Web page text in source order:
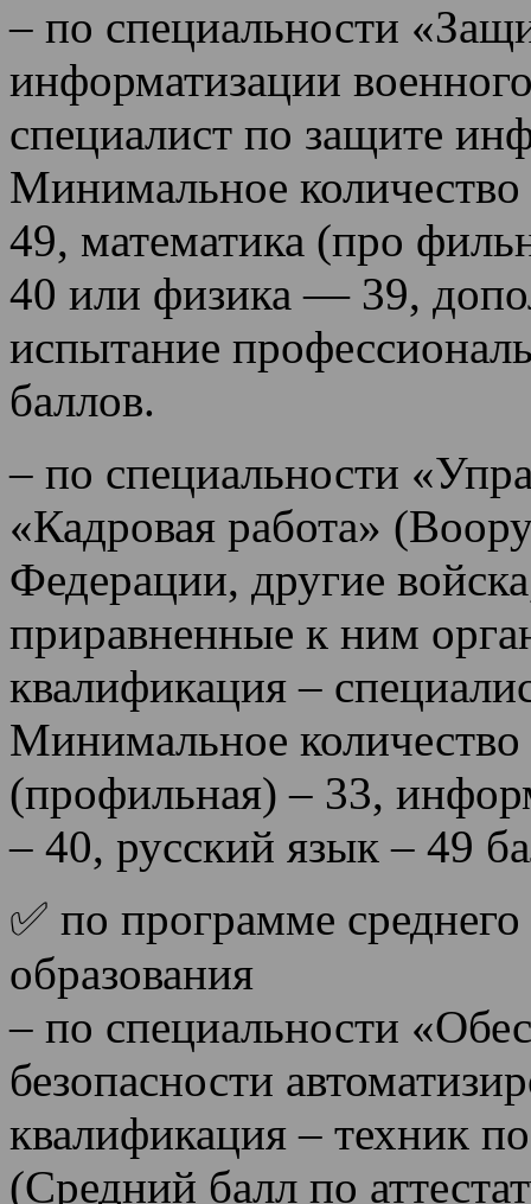
– по специальности
информатизации
специалист по защите
Минимальное
49, математика (про
40 или физика — 39,
испытание
баллов.
– по специальности
«Кадровая работа»
Федерации, другие
приравненные к ним
квалификация –
Минимальное
(профильная) – 33,
– 40, русский язык – 49
✅ по программе
образования
– по специальности
безопасности
квалификация – техник
(Средний балл по